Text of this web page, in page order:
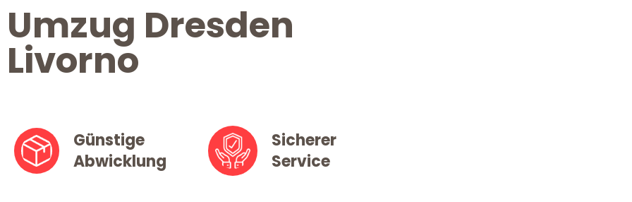
Umzug Dresden
Livorno
Günstige
Abwicklung
Sicherer
Service